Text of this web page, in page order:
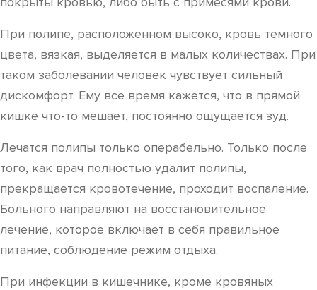
При полипе, расположенном высоко, кровь темного
цвета, вязкая, выделяется в малых количествах. При
таком заболевании человек чувствует сильный
дискомфорт. Ему все время кажется, что в прямой
кишке что-то мешает, постоянно ощущается зуд.
Лечатся полипы только операбельно. Только после
того, как врач полностью удалит полипы,
прекращается кровотечение, проходит воспаление.
Больного направляют на восстановительное
лечение, которое включает в себя правильное
питание, соблюдение режим отдыха.
При инфекции в кишечнике, кроме кровяных